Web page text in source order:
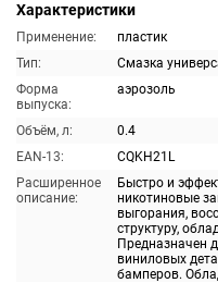
Характеристики
Применение:
пластик
Тип:
Смазка
Форма
выпуска:
аэрозоль
Объём, л:
0.4
EAN-13:
CQKH21L
Расширенное
описание:
Быстро и
никотиновые
выгорания,
структуру,
Предназначен
виниловых
бамперов.